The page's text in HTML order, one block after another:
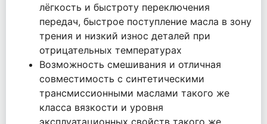
лёгкость и быстроту переключения
передач, быстрое поступление масла в зону
трения и низкий износ деталей при
отрицательных температурах
Возможность смешивания и отличная
совместимость с синтетическими
трансмиссионными маслами такого же
класса вязкости и уровня